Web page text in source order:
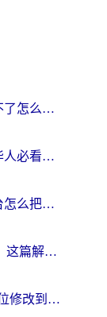
人民法院诉讼服务网在瑞士用不了怎么办？海外华人必备的回国加速指南
老挝怎么打不开鄂汇办？海外华人必看的回国加速全攻略（附欧洲杯小说流畅技巧）
在泰国用全国信用信息共享平台怎么把定位修改到中国国内？海外党解决国内服务访问难题的实用指南
在国外玩NBA篮球大师总卡顿？这篇解决你所有海外看国内内容的烦恼
在澳大利亚用荔枝FM怎么把定位修改到中国国内？海外华人必看的内容访问指南